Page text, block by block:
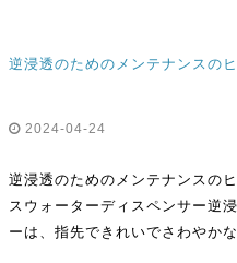
2024-04-24
逆浸透のためのメンテナンスの
スウォーターディスペンサー逆
ーは、指先できれいでさわやか